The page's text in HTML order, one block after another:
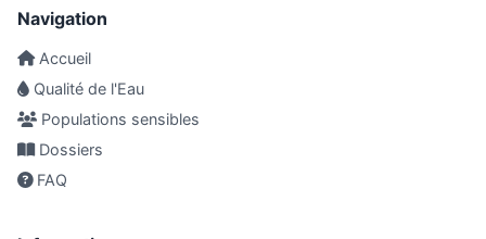
Navigation
Accueil
Qualité de l'Eau
Populations sensibles
Dossiers
FAQ